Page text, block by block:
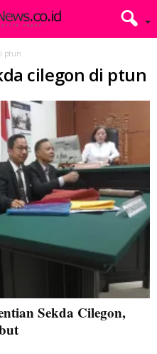
ptun
cilegon di ptun
Sekda Cilegon,